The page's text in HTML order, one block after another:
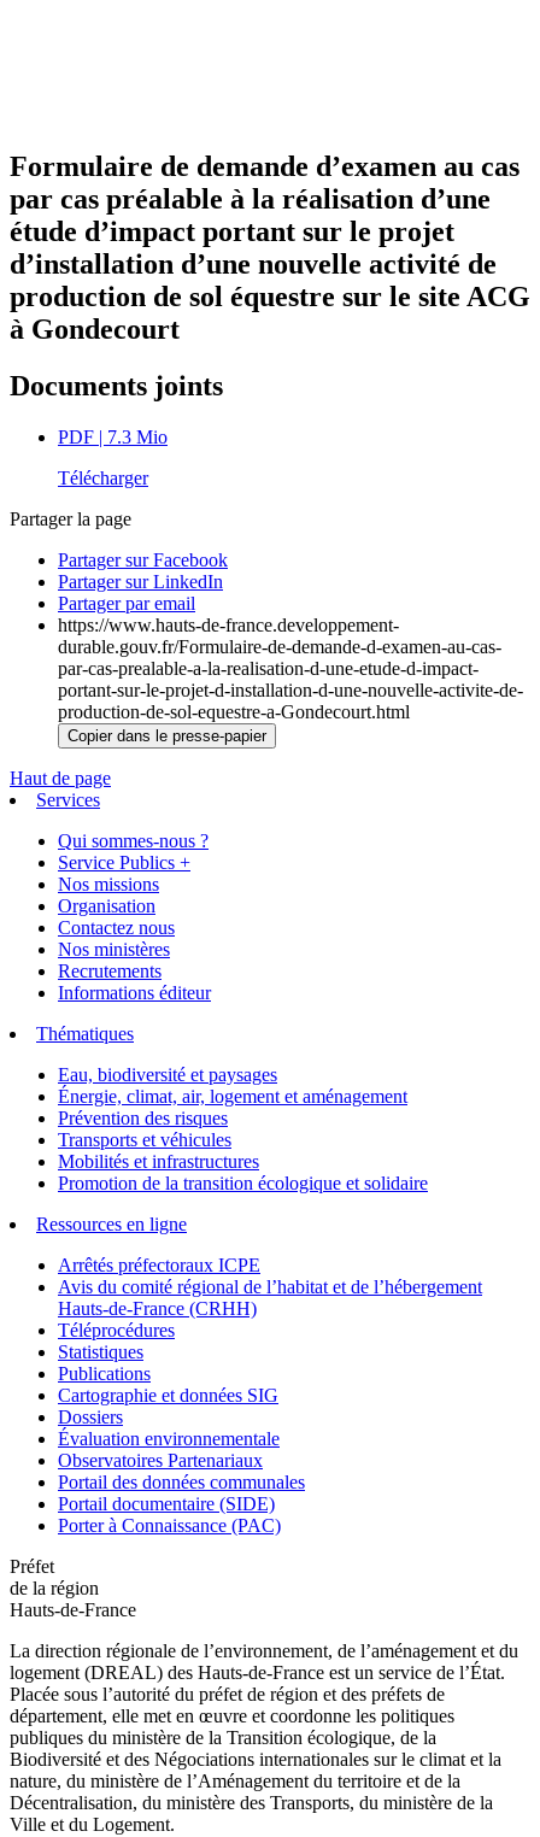
Formulaire de demande d’examen au cas
par cas préalable à la réalisation d’une
étude d’impact portant sur le projet
d’installation d’une nouvelle activité de
production de sol équestre sur le site ACG
à Gondecourt
Documents joints
PDF | 7.3 Mio
Télécharger
Partager la page
Partager sur Facebook
Partager sur LinkedIn
Partager par email
https://www.hauts-de-france.developpement-
durable.gouv.fr/Formulaire-de-demande-d-examen-au-cas-
par-cas-prealable-a-la-realisation-d-une-etude-d-impact-
portant-sur-le-projet-d-installation-d-une-nouvelle-activite-de-
production-de-sol-equestre-a-Gondecourt.html
Copier dans le presse-papier
Haut de page
Services
Qui sommes-nous ?
Service Publics +
Nos missions
Organisation
Contactez nous
Nos ministères
Recrutements
Informations éditeur
Thématiques
Eau, biodiversité et paysages
Énergie, climat, air, logement et aménagement
Prévention des risques
Transports et véhicules
Mobilités et infrastructures
Promotion de la transition écologique et solidaire
Ressources en ligne
Arrêtés préfectoraux ICPE
Avis du comité régional de l’habitat et de l’hébergement
Hauts-de-France (CRHH)
Téléprocédures
Statistiques
Publications
Cartographie et données SIG
Dossiers
Évaluation environnementale
Observatoires Partenariaux
Portail des données communales
Portail documentaire (SIDE)
Porter à Connaissance (PAC)
Préfet
de la région
Hauts-de-France
La direction régionale de l’environnement, de l’aménagement et du
logement (DREAL) des Hauts-de-France est un service de l’État.
Placée sous l’autorité du préfet de région et des préfets de
département, elle met en œuvre et coordonne les politiques
publiques du ministère de la Transition écologique, de la
Biodiversité et des Négociations internationales sur le climat et la
nature, du ministère de l’Aménagement du territoire et de la
Décentralisation, du ministère des Transports, du ministère de la
Ville et du Logement.